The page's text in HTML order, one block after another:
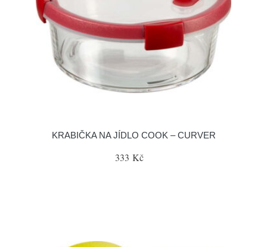
KRABIČKA NA JÍDLO COOK – CURVER
333 Kč